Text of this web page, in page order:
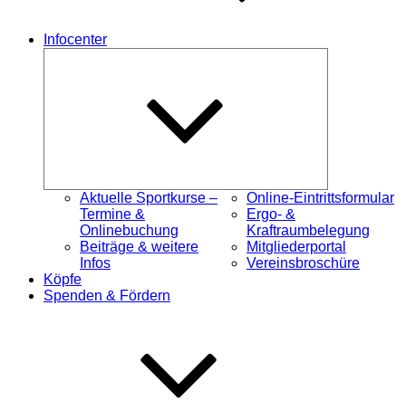
Infocenter
Aktuelle Sportkurse –
Termine &
Onlinebuchung
Beiträge & weitere
Infos
Online-Eintrittsformular
Ergo- &
Kraftraumbelegung
Mitgliederportal
Vereinsbroschüre
Köpfe
Spenden & Fördern